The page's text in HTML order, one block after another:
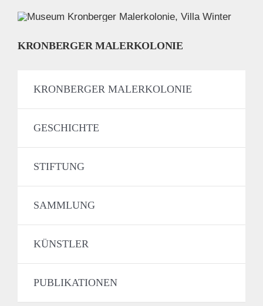
KRONBERGER MALERKOLONIE
KRONBERGER MALERKOLONIE
GESCHICHTE
STIFTUNG
SAMMLUNG
KÜNSTLER
PUBLIKATIONEN